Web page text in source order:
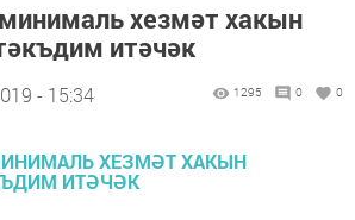
хезмәт хакын
итәчәк
- 15:34 1295 0 0